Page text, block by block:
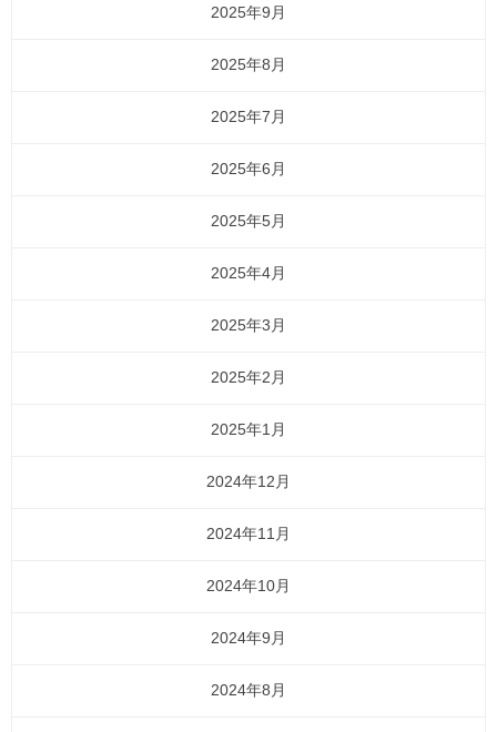
2025年9月
2025年8月
2025年7月
2025年6月
2025年5月
2025年4月
2025年3月
2025年2月
2025年1月
2024年12月
2024年11月
2024年10月
2024年9月
2024年8月